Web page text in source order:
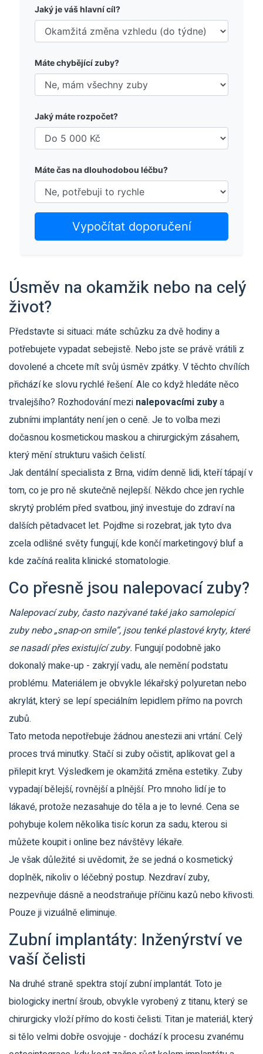
Jaký je váš hlavní cíl?
Máte chybějící zuby?
Jaký máte rozpočet?
Máte čas na dlouhodobou léčbu?
Vypočítat doporučení
Úsměv na okamžik nebo na celý
život?
Představte si situaci: máte schůzku za dvě hodiny a
potřebujete vypadat sebejistě. Nebo jste se právě vrátili z
dovolené a chcete mít svůj úsměv zpátky. V těchto chvílích
přichází ke slovu rychlé řešení. Ale co když hledáte něco
trvalejšího? Rozhodování mezi nalepovacími zubya
zubními implantátynení jen o ceně. Je to volba mezi
dočasnou kosmetickou maskou a chirurgickým zásahem,
který mění strukturu vašich čelistí.
Jak dentální specialista z Brna, vidím denně lidi, kteří tápají v
tom, co je pro ně skutečně nejlepší. Někdo chce jen rychle
skrytý problém před svatbou, jiný investuje do zdraví na
dalších pětadvacet let. Pojďme si rozebrat, jak tyto dva
zcela odlišné světy fungují, kde končí marketingový bluf a
kde začíná realita klinické stomatologie.
Co přesně jsou nalepovací zuby?
Nalepovací zuby, často nazývané také jako samolepicí
zuby nebo „snap-on smile“, jsou tenké plastové kryty, které
se nasadí přes existující zuby. Fungují podobně jako
dokonalý make-up - zakryjí vadu, ale nemění podstatu
problému. Materiálem je obvykle lékařský polyuretan nebo
akrylát, který se lepí speciálním lepidlem přímo na povrch
zubů.
Tato metoda nepotřebuje žádnou anestezii ani vrtání. Celý
proces trvá minutky. Stačí si zuby očistit, aplikovat gel a
přilepit kryt. Výsledkem je okamžitá změna estetiky. Zuby
vypadají bělejší, rovnější a plnější. Pro mnoho lidí je to
lákavé, protože nezasahuje do těla a je to levné. Cena se
pohybuje kolem několika tisíc korun za sadu, kterou si
můžete koupit i online bez návštěvy lékaře.
Je však důležité si uvědomit, že se jedná okosmetický
doplněk, nikoliv o léčebný postup. Nezdraví zuby,
nezpevňuje dásně a neodstraňuje příčinu kazů nebo křivosti.
Pouze ji vizuálně eliminuje.
Zubní implantáty: Inženýrství ve
vaší čelisti
Na druhé straně spektra stojízubní implantát. Toto je
biologicky inertní šroub, obvykle vyrobený z titanu, který se
chirurgicky vloží přímo do kosti čelisti. Titan je materiál, který
si tělo velmi dobře osvojuje - dochází k procesu zvanému